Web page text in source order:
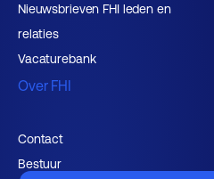
Nieuwsbrieven FHI leden en
relaties
Vacaturebank
Over FHI
Contact
Bestuur